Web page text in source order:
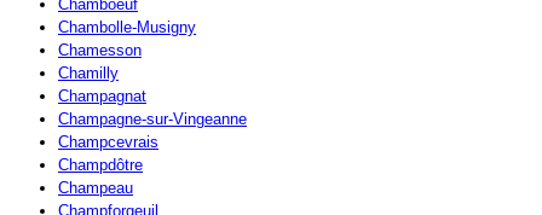
Chamboeuf
Chambolle-Musigny
Chamesson
Chamilly
Champagnat
Champagne-sur-Vingeanne
Champcevrais
Champdôtre
Champeau
Champforgeuil